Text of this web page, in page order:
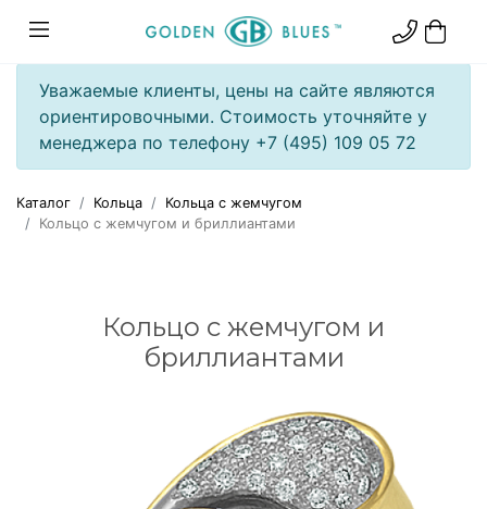
Уважаемые клиенты, цены на сайте являются
ориентировочными. Стоимость уточняйте у
менеджера по телефону +7 (495) 109 05 72
Каталог Кольца
Кольца с жемчугом
Кольцо с жемчугом и бриллиантами
Кольцо с жемчугом и
бриллиантами